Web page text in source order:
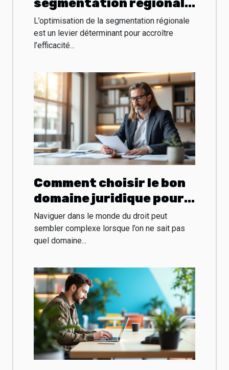
segmentation régionale
pour l'efficacité B2B en
2025
L’optimisation de la segmentation régionale
est un levier déterminant pour accroître
l’efficacité...
Comment choisir le bon
domaine juridique pour
votre affaire ?
Naviguer dans le monde du droit peut
sembler complexe lorsque l’on ne sait pas
quel domaine...